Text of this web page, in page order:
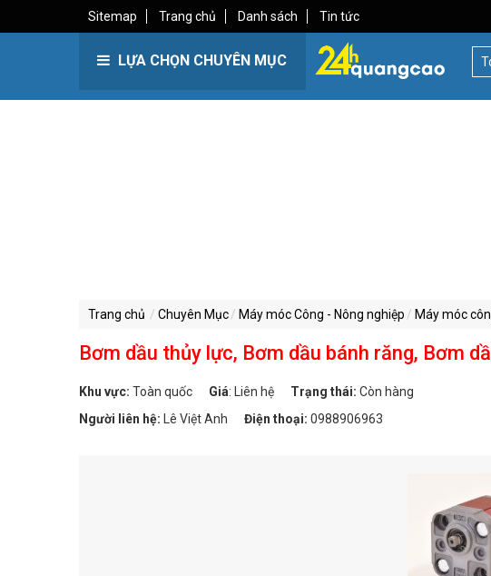
Sitemap Trang chủ Danh sách Tin tức
LỰA CHỌN CHUYÊN MỤC
Trang chủ Chuyên Mục Máy móc Công - Nông nghiệp Máy móc
Bơm dầu thủy lực, Bơm dầu bánh răng, Bơm
Khu vực: Toàn quốc Giá: Liên hệ Trạng thái: Còn hàng
Người liên hệ: Lê Việt Anh Điện thoại: 0988906963